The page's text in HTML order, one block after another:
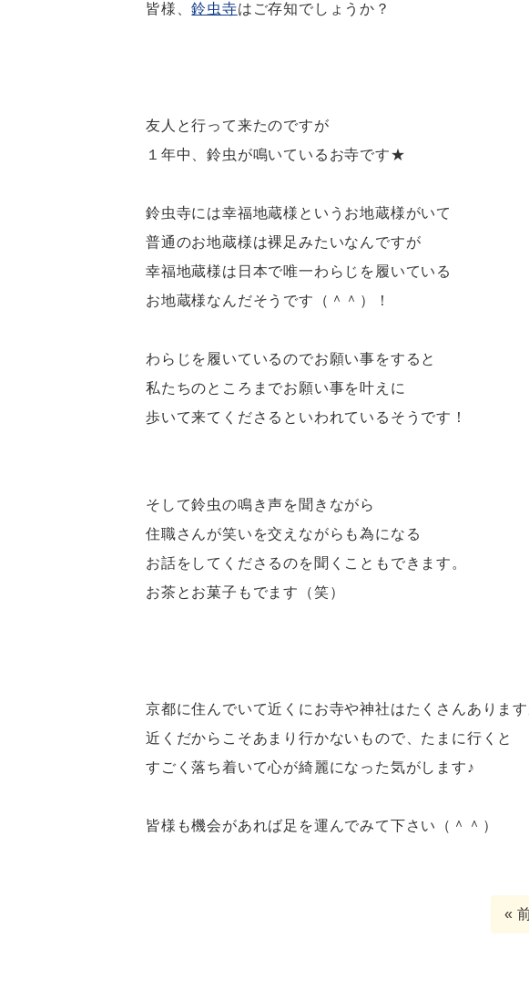
皆様、鈴虫寺はご存知でしょうか？
友人と行って来たのですが
１年中、鈴虫が鳴いているお寺です★
鈴虫寺には幸福地蔵様というお地蔵様がいて
普通のお地蔵様は裸足みたいなんですが
幸福地蔵様は日本で唯一わらじを履いている
お地蔵様なんだそうです（＾＾）！
わらじを履いているのでお願い事をすると
私たちのところまでお願い事を叶えに
歩いて来てくださるといわれているそうです！
そして鈴虫の鳴き声を聞きながら
住職さんが笑いを交えながらも為になる
お話をしてくださるのを聞くこともできます。
お茶とお菓子もでます（笑）
京都に住んでいて近くにお寺や神社はたくさんありま
近くだからこそあまり行かないもので、たまに行くと
すごく落ち着いて心が綺麗になった気がします♪
皆様も機会があれば足を運んでみて下さい（＾＾）
«